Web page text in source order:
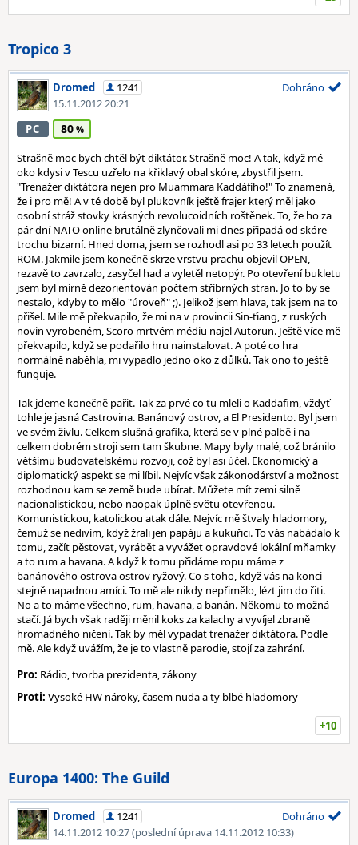
Tropico 3
Dromed
1241
15.11.2012 20:21
Dohráno
PC 80
Strašně moc bych chtěl být diktátor. Strašně moc! A tak, když mé
oko kdysi v Tescu uzřelo na křiklavý obal skóre, zbystřil jsem.
"Trenažer diktátora nejen pro Muammara Kaddáfího!" To znamená,
že i pro mě! A v té době byl plukovník ještě frajer který měl jako
osobní stráž stovky krásných revolucoidních roštěnek. To, že ho za
pár dní NATO online brutálně zlynčovali mi dnes připadá od skóre
trochu bizarní. Hned doma, jsem se rozhodl asi po 33 letech použít
ROM. Jakmile jsem konečně skrze vrstvu prachu objevil OPEN,
rezavě to zavrzalo, zasyčel had a vyletěl netopýr. Po otevření bukletu
jsem byl mírně dezorientován počtem stříbrných stran. Jo to by se
nestalo, kdyby to mělo "úroveň" ;). Jelikož jsem hlava, tak jsem na to
přišel. Mile mě překvapilo, že mi na v provincii Sin-ťiang, z ruských
novin vyrobeném, Scoro mrtvém médiu najel Autorun. Ještě více mě
překvapilo, když se podařilo hru nainstalovat. A poté co hra
normálně naběhla, mi vypadlo jedno oko z důlků. Tak ono to ještě
funguje.
Tak jdeme konečně pařit. Tak za prvé co tu mleli o Kaddafim, vždyť
tohle je jasná Castrovina. Banánový ostrov, a El Presidento. Byl jsem
ve svém živlu. Celkem slušná grafika, která se v plné palbě i na
celkem dobrém stroji sem tam škubne. Mapy byly malé, což bránilo
většímu budovatelskému rozvoji, což byl asi účel. Ekonomický a
diplomatický aspekt se mi líbil. Nejvíc však zákonodárství a možnost
rozhodnou kam se země bude ubírat. Můžete mít zemi silně
nacionalistickou, nebo naopak úplně světu otevřenou.
Komunistickou, katolickou atak dále. Nejvíc mě štvaly hladomory,
čemuž se nedivím, když žrali jen papáju a kukuřici. To vás nabádalo k
tomu, začít pěstovat, vyrábět a vyvážet opravdové lokální mňamky
a to rum a havana. A když k tomu přidáme ropu máme z
banánového ostrova ostrov ryžový. Co s toho, když vás na konci
stejně napadnou amíci. To mě ale nikdy nepřimělo, lézt jim do řiti.
No a to máme všechno, rum, havana, a banán. Někomu to možná
stačí. Já bych však raději měnil koks za kalachy a vyvíjel zbraně
hromadného ničení. Tak by měl vypadat trenažer diktátora. Podle
mě. Ale když uvážím, že je to vlastně parodie, stojí za zahrání.
Pro: Rádio, tvorba prezidenta, zákony
Proti: Vysoké HW nároky, časem nuda a ty blbé hladomory
+10
Europa 1400: The Guild
Dromed
1241
14.11.2012 10:27(poslední úprava 14.11.2012 10:33)
Dohráno